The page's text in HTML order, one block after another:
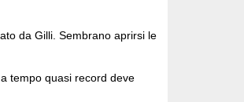
da Gilli. Sembrano aprirsi le
tempo quasi record deve